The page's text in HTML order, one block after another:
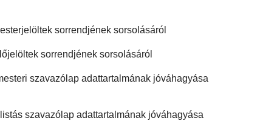
sorrendjének sorsolásáról
sorrendjének sorsolásáról
szavazólap adattartalmának jóváhagyása
szavazólap adattartalmának jóváhagyása